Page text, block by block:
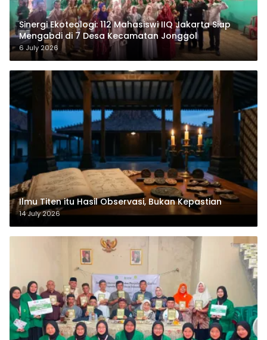
‎Sinergi Ekoteologi: 112 Mahasiswi IIQ Jakarta Siap
Mengabdi di 7 Desa Kecamatan Jonggol
6 July 2026
Ilmu Titen itu Hasil Observasi, Bukan Kepastian
14 July 2026